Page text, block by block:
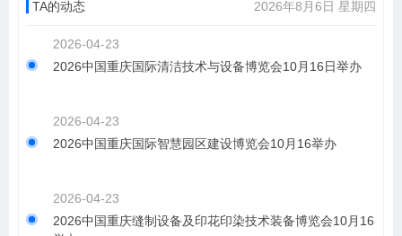
TA的动态 2026年8月6日 星期四
2026-04-23
2026中国重庆国际清洁技术与设备博览会10月16日举办
2026-04-23
2026中国重庆国际智慧园区建设博览会10月16举办
2026-04-23
2026中国重庆缝制设备及印花印染技术装备博览会10月16